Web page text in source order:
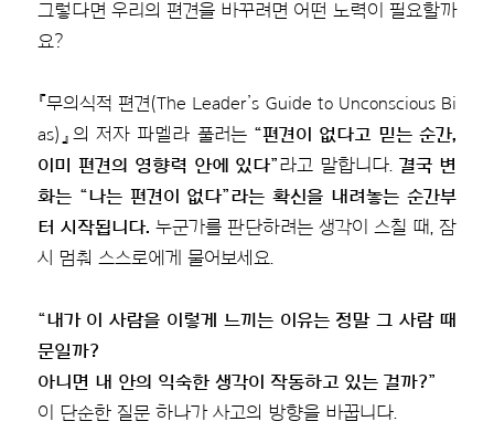
그렇다면 우리의 편견을 바꾸려면 어떤 노력이 필요할까
요?
『무의식적 편견(The Leader’s Guide to Unconscious Bi
as)』의 저자 파멜라 풀러는 “편견이 없다고 믿는 순간,
이미 편견의 영향력 안에 있다”라고 말합니다.결국 변
화는 “나는 편견이 없다”라는 확신을 내려놓는 순간부
터 시작됩니다. 누군가를 판단하려는 생각이 스칠 때, 잠
시 멈춰 스스로에게 물어보세요.
“내가 이 사람을 이렇게 느끼는 이유는 정말 그 사람 때
문일까?
아니면 내 안의 익숙한 생각이 작동하고 있는 걸까?”
이 단순한 질문 하나가 사고의 방향을 바꿉니다.